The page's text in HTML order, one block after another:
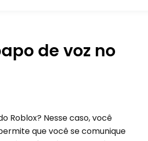
de voz no
Roblox? Nesse caso, você
que você se comunique